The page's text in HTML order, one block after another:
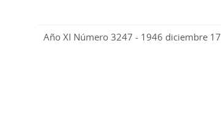
Año XI Número 3247 - 1946 diciembre 17